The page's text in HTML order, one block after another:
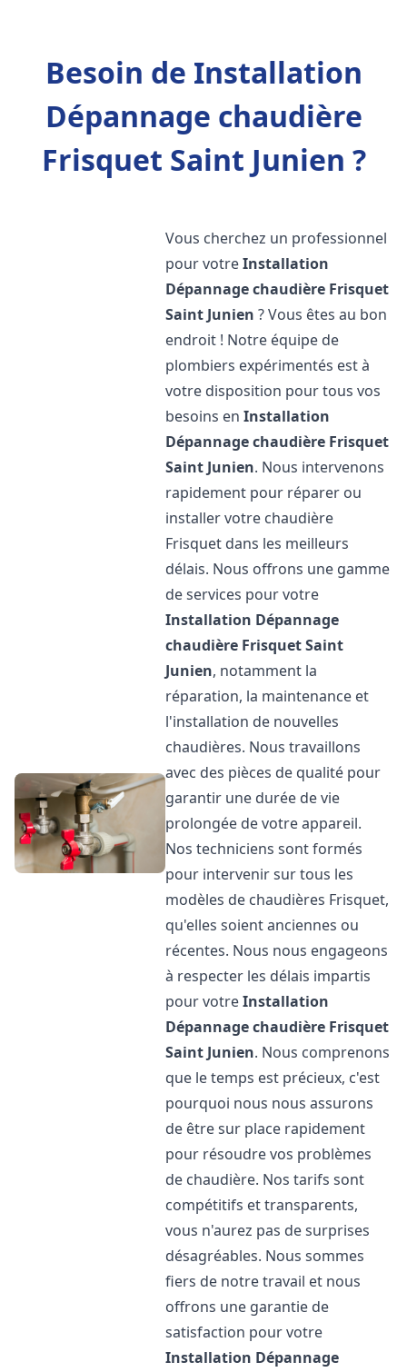
Besoin de Installation
Dépannage chaudière
Frisquet Saint Junien ?
Vous cherchez un professionnel
pour votreInstallation
Dépannage chaudière Frisquet
Saint Junien ? Vous êtes au bon
endroit ! Notre équipe de
plombiers expérimentés est à
votre disposition pour tous vos
besoins enInstallation
Dépannage chaudière Frisquet
Saint Junien. Nous intervenons
rapidement pour réparer ou
installer votre chaudière
Frisquet dans les meilleurs
délais. Nous offrons une gamme
de services pour votre
Installation Dépannage
chaudière FrisquetSaint
Junien, notamment la
réparation, la maintenance et
l'installation de nouvelles
chaudières. Nous travaillons
avec des pièces de qualité pour
garantir une durée de vie
prolongée de votre appareil.
Nos techniciens sont formés
pour intervenir sur tous les
modèles de chaudières Frisquet,
qu'elles soient anciennes ou
récentes. Nous nous engageons
à respecter les délais impartis
pour votreInstallation
Dépannage chaudière Frisquet
Saint Junien. Nous comprenons
que le temps est précieux, c'est
pourquoi nous nous assurons
de être sur place rapidement
pour résoudre vos problèmes
de chaudière. Nos tarifs sont
compétitifs et transparents,
vous n'aurez pas de surprises
désagréables. Nous sommes
fiers de notre travail et nous
offrons une garantie de
satisfaction pour votre
Installation Dépannage